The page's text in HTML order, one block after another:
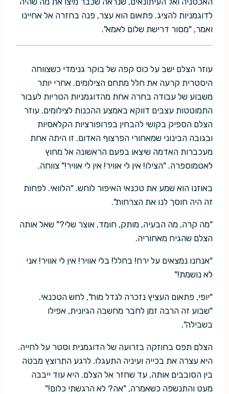
לדוגמניות להציג. פתאום הוא עצר, פנה בחזרה אל אחיינו
ואמר, "מסור דרישת שלום לאמא".
עוזר הצלם ישב על כוס קפה של בוקר גנימדי כשצווחה
היסטרית קרעה את חלל מתחם הצילומים. אחרי יותר
משבוע של עבודה בחרה אחת מהדוגמניות הטריות לעבור
התמוטטות עצבים דווקא באמצע ההכנות לצילומים. עוזר
הצלם הספיק בקושי להבחין בפרופורציות הקלאסיות
ובגובה הבינוני שמאחורי הפרצוף האדום. זו היתה אחת
מעכברות האדמה שיצאו בפעם הראשונה אל מחוץ
לאטמוספרה. "הצילו! אין לי אוויר! אין לי אוויר!" צווחה.
באוזנו הוא שמע את טכנאי האיפור לוחש. "הלוואי. לפחות
זה היה חוסך לנו את הצרחות".
"מה קרה, מה הבעיה, מותק, חומד, אוצר שלי?" שאל אותה
הצלם שהגיח מאחוריה.
"אנחנו נמצאים על ירח! בחלל! בלי אוויר! אין לי אוויר! אני
לא נושמת!"
"יופי, פתאום העציץ נזכרה לגדל מוח", לחש הטכנאי.
"שבוע זה הרבה זמן לחבר מחשבה הגיונית, אפילו
בשבילה".
הצלם תפס בחוזקה בזרועה של הדוגמנית וסטר על לחייה.
היא עצרה את בכייה ועיניה התעגלו. לרגע התרוצץ מבטה
בין הסובבים אותה, עד שחזר אל הצלם. היא עוד ייבבה
מעט והתנשפה כשאמרה, "אה? לא הרגשתי כלום!"